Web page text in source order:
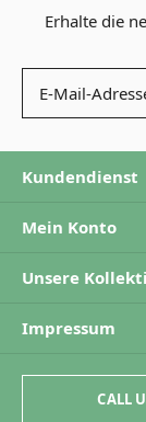
Erhalte die
Kundendienst
Mein Konto
Unsere
Impressum
CALL